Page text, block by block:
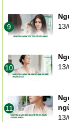
9
10
11